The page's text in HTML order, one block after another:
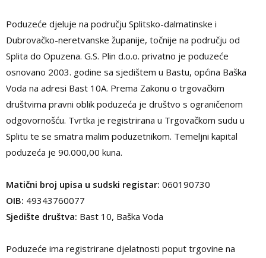
Poduzeće djeluje na području Splitsko-dalmatinske i
Dubrovačko-neretvanske županije, točnije na području od
Splita do Opuzena. G.S. Plin d.o.o. privatno je poduzeće
osnovano 2003. godine sa sjedištem u Bastu, općina Baška
Voda na adresi Bast 10A. Prema Zakonu o trgovačkim
društvima pravni oblik poduzeća je društvo s ograničenom
odgovornošću. Tvrtka je registrirana u Trgovačkom sudu u
Splitu te se smatra malim poduzetnikom. Temeljni kapital
poduzeća je 90.000,00 kuna.
Matični broj upisa u sudski registar: 060190730
OIB: 49343760077
Sjedište društva: Bast 10, Baška Voda
Poduzeće ima registrirane djelatnosti poput trgovine na